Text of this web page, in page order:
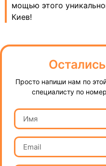
мощью этого
Киев!
Просто напиши нам по
специалисту по